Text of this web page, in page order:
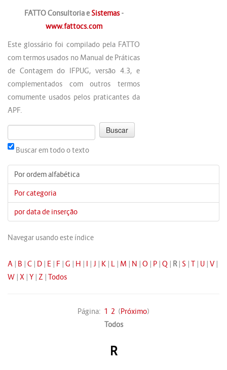
FATTO Consultoria e Sistemas-
www.fattocs.com
Este glossário foi compilado pela FATTO
com termos usados no Manual de Práticas
de Contagem do IFPUG, versão 4.3, e
complementados com outros termos
comumente usados pelos praticantes da
APF.
Buscar em todo o texto
Por ordem alfabética
Por categoria
por data de inserção
Navegar usando este índice
A | B | C | D | E | F | G | H | I | J | K | L | M | N | O | P | Q | R| S | T | U | V |
W | X | Y | Z | Todos
Página: 1 2 (Próximo)
Todos
R